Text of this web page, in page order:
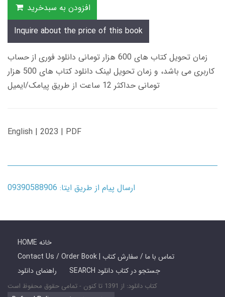
افزودن به سبدخرید
Inquire about the price of this book
زمان تحویل کتاب های 600 هزار تومانی دانلود فوری از حساب
کاربری می باشد، و زمان تحویل لینک دانلود کتاب های 500 هزار
تومانی حداکثر 12 ساعت از طریق پیامک/ایمیل
English | 2023 | PDF
ارسال پیام از طریق ایتا: 09390588906
HOME خانه
Contact Us / Order Book | تماس با ما / سفارش کتاب
راهنمای دانلود
SEARCH جستجو در کتاب دانلود
کتاب دانلود: از 1391 تا کنون - تمامی حقوق محفوظ است